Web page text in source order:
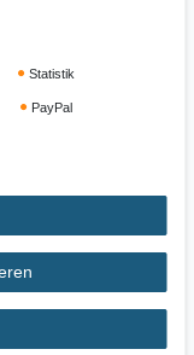
AGB
Statistik
PayPal